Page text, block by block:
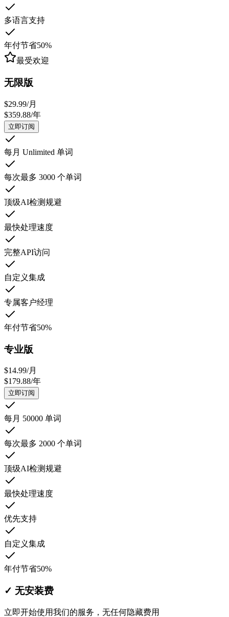
多语言支持
年付节省50%
最受欢迎
无限版
$29.99/月
$359.88/年
立即订阅
每月 Unlimited 单词
每次最多 3000 个单词
顶级AI检测规避
最快处理速度
完整API访问
自定义集成
专属客户经理
年付节省50%
专业版
$14.99/月
$179.88/年
立即订阅
每月 50000 单词
每次最多 2000 个单词
顶级AI检测规避
最快处理速度
优先支持
自定义集成
年付节省50%
✓ 无安装费
立即开始使用我们的服务，无任何隐藏费用